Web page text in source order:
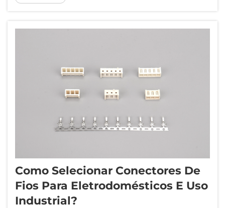
compras ao redor do mundo estão
que ofereçam desempenho excepcional p...
Como Selecionar Conectores De
Fios Para Eletrodomésticos E Uso
Industrial?